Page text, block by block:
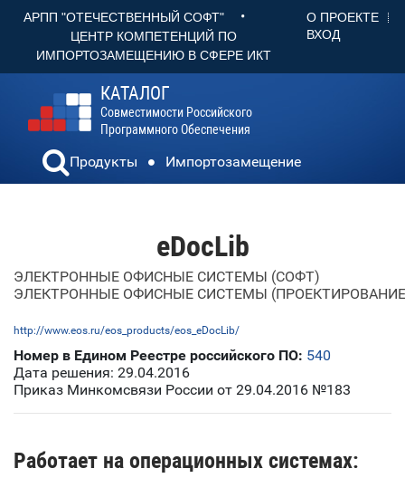
АРПП "ОТЕЧЕСТВЕННЫЙ СОФТ" •
ЦЕНТР КОМПЕТЕНЦИЙ ПО
ИМПОРТОЗАМЕЩЕНИЮ В СФЕРЕ ИКТ
О ПРОЕКТЕ
ВХОД
КАТАЛОГ
Совместимости Российского
Программного Обеспечения
Продукты Импортозамещение
eDocLib
ЭЛЕКТРОННЫЕ ОФИСНЫЕ СИСТЕМЫ (СОФТ)
ЭЛЕКТРОННЫЕ ОФИСНЫЕ СИСТЕМЫ
http://www.eos.ru/eos_products/eos_eDocLib/
Номер в Едином Реестре российского ПО: 540
Дата решения: 29.04.2016
Приказ Минкомсвязи России от 29.04.2016 №183
Работает на операционных системах: